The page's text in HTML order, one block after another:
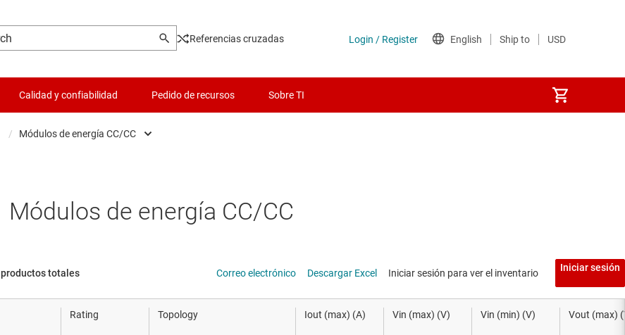
Referencias cruzadas
Calidad y confiabilidad Pedido de recursos Sobre TI
Controladores para motores
Sensores
/ Módulos de energía CC/CC
Reguladores conmutados CC/CC
Controladores e interruptores de lado alto
Circuitos integrados de alimentación a
Interruptores y controladores de
Etapas de potencia
Módulos de energía CC/CC
totales Correo electrónico Descargar Excel Iniciar sesión para ver el inventario Iniciar sesión
Topology
Rating Iout (max) (A) Vin (max) (V) Vin (min) (V) Vout (max)